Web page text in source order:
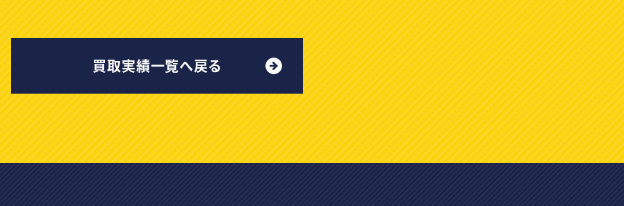
買取実績一覧へ戻る